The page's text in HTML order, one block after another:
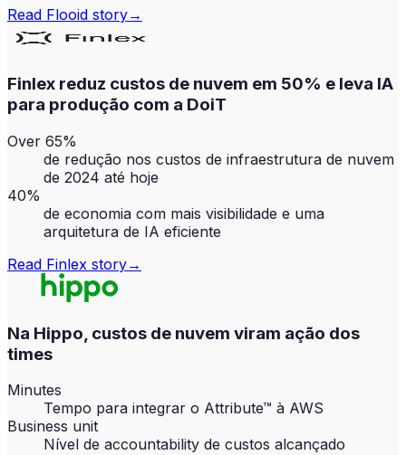
Read Flooid story→
Finlex reduz custos de nuvem em 50% e leva IA
para produção com a DoiT
Over 65%
de redução nos custos de infraestrutura de nuvem
de 2024 até hoje
40%
de economia com mais visibilidade e uma
arquitetura de IA eficiente
Read Finlex story→
Na Hippo, custos de nuvem viram ação dos
times
Minutes
Tempo para integrar o Attribute™ à AWS
Business unit
Nível de accountability de custos alcançado